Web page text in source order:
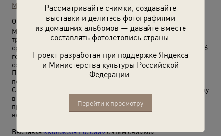
Рассматривайте снимки, создавайте
выставки и делитесь фотографиями
из домашних альбомов — давайте вместе
составлять фотолетопись страны.
Проект разработан при поддержке Яндекса
и Министерства культуры Российской
Федерации.
Перейти к просмотру
МАММ / МДФ
О фотографии:
Монастырь возник в 1420-1430-х годах, отстроен в камне
трудами святителя Филиппа, в допетровское время числился
среди крупнейших землевладельцев государства. В 1669-1676
годах был осажден царскими войсками как один из очагов
сопротивления никонианским преобразованиям.
При советской власти на территории монастыря действовал
первый в стране лагерь особого назначения, также создан
Соловецкий музей-заповедник, реорганизованный в 1974 году
в Соловецкий государственный историко-архитектурный и
природный музей-заповедник. Монашеская жизнь
возобновлена 25 октября 1990 года.
Выставка«Колокола России»с этим снимком.